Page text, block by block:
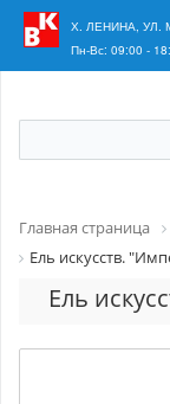
Ваш регион:
Х. ЛЕНИНА, УЛ.
Пн-Вс: 09:00 -
Главная страница
Ель искусств.
Ель